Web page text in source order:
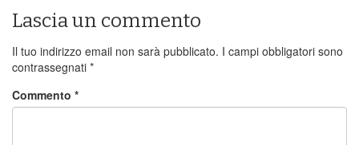
Lascia un commento
Il tuo indirizzo email non sarà pubblicato. I campi obbligatori sono
contrassegnati *
Commento *